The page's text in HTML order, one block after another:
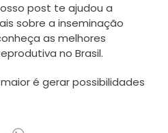
post te ajudou a
sobre a inseminação
as melhores
no Brasil.
é gerar possibilidades